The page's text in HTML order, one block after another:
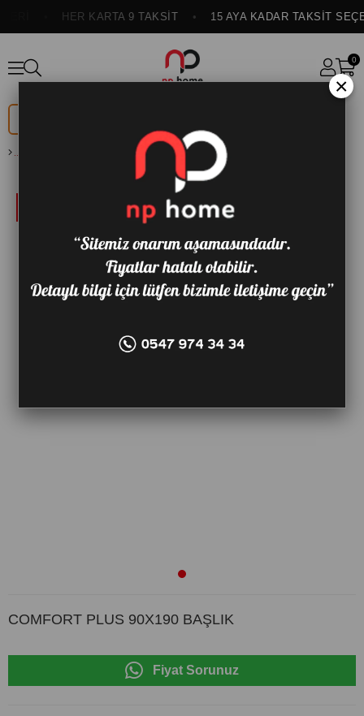
HER KARTA 9 TAKSİT 15 AYA KADAR TAKSİT
0
COMFORT PLUS 90X190 BAŞLIK
Fiyat Sorunuz
×